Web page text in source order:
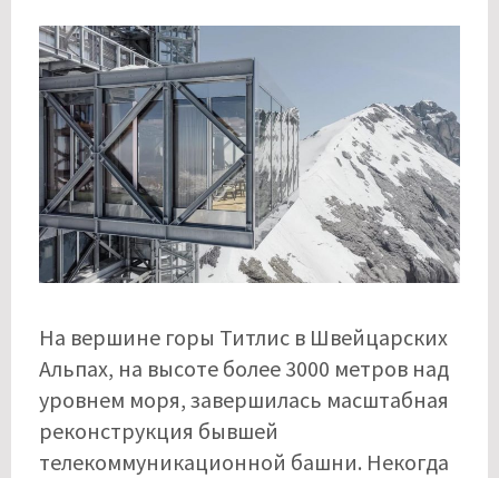
На вершине горы Титлис в Швейцарских
Альпах, на высоте более 3000 метров над
уровнем моря, завершилась масштабная
реконструкция бывшей
телекоммуникационной башни. Некогда